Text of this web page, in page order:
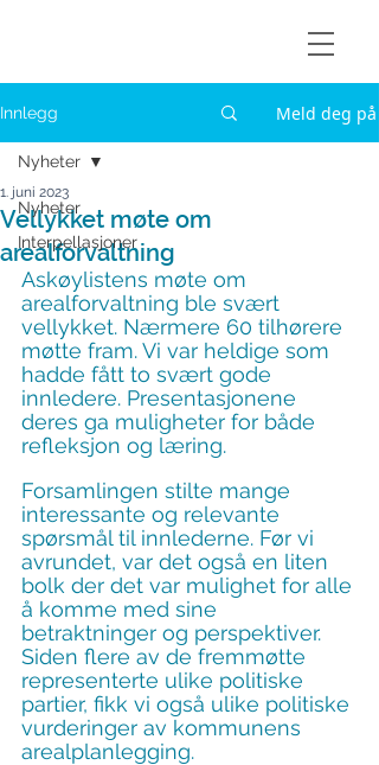
Innlegg Meld deg på
Nyheter
Interpellasjoner
Nyheter
Vellykket møte om
arealforvaltning
1. juni 2023
Askøylistens møte om
arealforvaltning ble svært
vellykket. Nærmere 60 tilhørere
møtte fram. Vi var heldige som
hadde fått to svært gode
innledere. Presentasjonene
deres ga muligheter for både
refleksjon og læring.
Forsamlingen stilte mange
interessante og relevante
spørsmål til innlederne. Før vi
avrundet, var det også en liten
bolk der det var mulighet for alle
å komme med sine
betraktninger og perspektiver.
Siden flere av de fremmøtte
representerte ulike politiske
partier, fikk vi også ulike politiske
vurderinger av kommunens
arealplanlegging.